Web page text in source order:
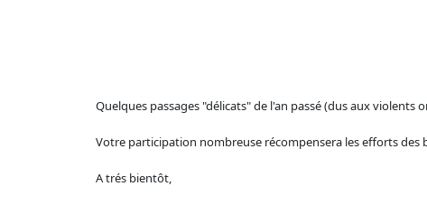
Quelques passages "délicats" de l'an passé (dus aux violents
Votre participation nombreuse récompensera les efforts des
A trés bientôt,